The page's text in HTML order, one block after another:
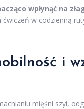
wpłynąć na
ćwiczeń w codzienną
i
mięśni szyi,